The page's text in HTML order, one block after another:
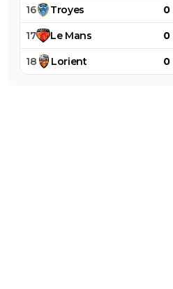
16 Troyes 0
17 Le Mans 0
18 Lorient 0